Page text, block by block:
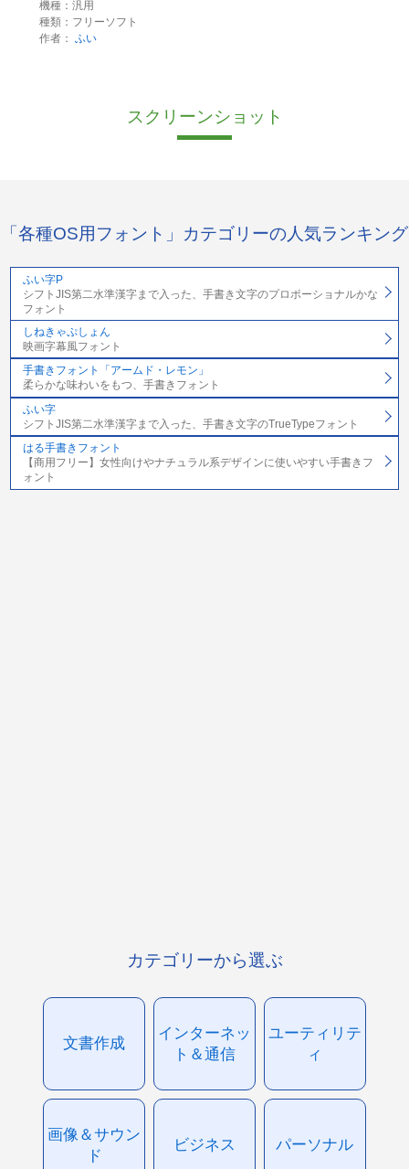
機種：汎用
種類：フリーソフト
作者： ふい
スクリーンショット
「各種OS用フォント」カテゴリーの人気ランキング
ふい字P
シフトJIS第二水準漢字まで入った、手書き文字のプロポーショナルかな
フォント
しねきゃぷしょん
映画字幕風フォント
手書きフォント「アームド・レモン」
柔らかな味わいをもつ、手書きフォント
ふい字
シフトJIS第二水準漢字まで入った、手書き文字のTrueTypeフォント
はる手書きフォント
【商用フリー】女性向けやナチュラル系デザインに使いやすい手書きフ
ォント
カテゴリーから選ぶ
文書作成
インターネッ
ト＆通信
ユーティリテ
ィ
画像＆サウン
ド
ビジネス パーソナル